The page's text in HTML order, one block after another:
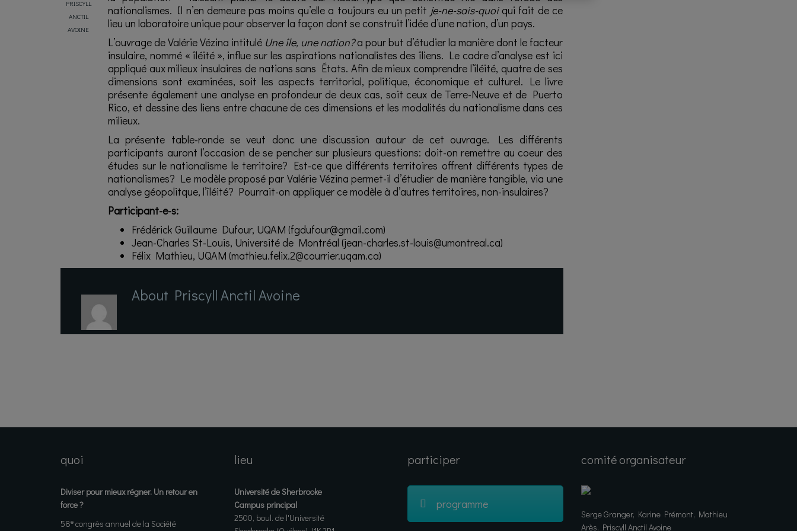
PRISCYLL
ANCTIL
AVOINE
nationalismes. Il n’en demeure pas moins qu’elle a toujours eu un petit je-ne-sais-quoi qui fait de ce
lieu un laboratoire unique pour observer la façon dont se construit l’idée d’une nation, d’un pays.
L’ouvrage de Valérie Vézina intitulé Une île, une nation?a pour but d’étudier la manière dont le facteur
insulaire, nommé « îléité », influe sur les aspirations nationalistes des îliens. Le cadre d’analyse est ici
appliqué aux milieux insulaires de nations sans États. Afin de mieux comprendre l’îléité, quatre de ses
dimensions sont examinées, soit les aspects territorial, politique, économique et culturel. Le livre
présente également une analyse en profondeur de deux cas, soit ceux de Terre-Neuve et de Puerto
Rico, et dessine des liens entre chacune de ces dimensions et les modalités du nationalisme dans ces
milieux.
La présente table-ronde se veut donc une discussion autour de cet ouvrage. Les différents
participants auront l’occasion de se pencher sur plusieurs questions: doit-on remettre au coeur des
études sur le nationalisme le territoire? Est-ce que différents territoires offrent différents types de
nationalismes? Le modèle proposé par Valérie Vézina permet-il d’étudier de manière tangible, via une
analyse géopolitque, l’îléité? Pourrait-on appliquer ce modèle à d’autres territoires, non-insulaires?
Participant-e-s:
Frédérick Guillaume Dufour, UQAM (fgdufour@gmail.com)
Jean-Charles St-Louis, Université de Montréal (jean-charles.st-louis@umontreal.ca)
Félix Mathieu, UQAM (mathieu.felix.2@courrier.uqam.ca)
About Priscyll Anctil Avoine
quoi
Diviser pour mieux régner. Un retour en
force ?
58e congrès annuel de la Société
lieu
Université de Sherbrooke
Campus principal
2500, boul. de l'Université
participer
programme
comité organisateur
Serge Granger, Karine Prémont, Mathieu
Arès, Priscyll Anctil Avoine